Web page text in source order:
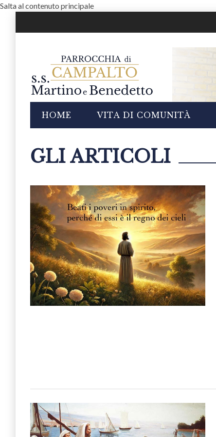
Salta al contenuto principale
HOME VITA DI COMUNITÀ
GLI ARTICOLI